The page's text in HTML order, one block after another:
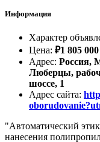
Информация
Характер
Цена: ₽1 805 000
Адрес: Россия,
Люберцы,
шоссе, 1
Адрес сайта:
"Автоматический
нанесения